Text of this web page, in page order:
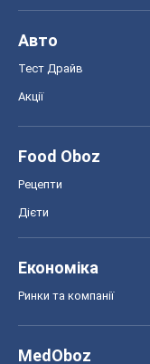
Авто
Тест Драйв
Акції
Food Oboz
Рецепти
Дієти
Економіка
Ринки та компанії
MedOboz